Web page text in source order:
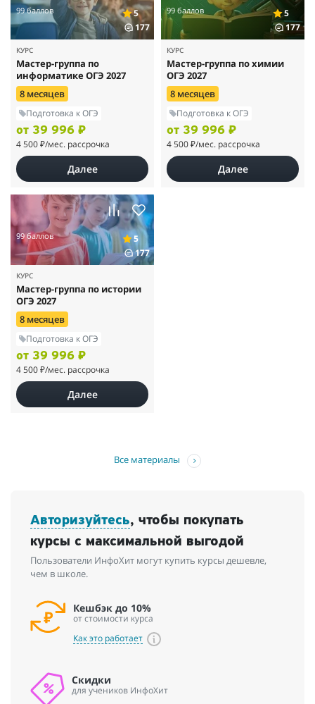
99 баллов
5
177
КУРС
Мастер-группа по
информатике ОГЭ 2027
8 месяцев
Подготовка к ОГЭ
от 39 996 ₽
4 500 ₽/мес. рассрочка
Далее
99 баллов
5
177
КУРС
Мастер-группа по химии
ОГЭ 2027
8 месяцев
Подготовка к ОГЭ
от 39 996 ₽
4 500 ₽/мес. рассрочка
Далее
99 баллов
5
177
КУРС
Мастер-группа по истории
ОГЭ 2027
8 месяцев
Подготовка к ОГЭ
от 39 996 ₽
4 500 ₽/мес. рассрочка
Далее
Все материалы
Авторизуйтесь, чтобы покупать
курсы с максимальной выгодой
Пользователи ИнфоХит могут купить курсы дешевле,
чем в школе.
Кешбэк до 10%
от стоимости курса
Как это работает
Скидки
для учеников ИнфоХит